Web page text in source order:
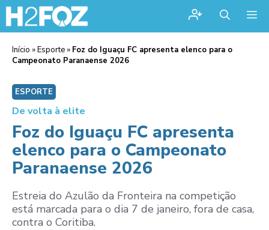
Início »Esporte » Foz do Iguaçu FC apresenta elenco para o
Campeonato Paranaense 2026
ESPORTE
De volta à elite
Foz do Iguaçu FC apresenta
elenco para o Campeonato
Paranaense 2026
Estreia do Azulão da Fronteira na competição
está marcada para o dia 7 de janeiro, fora de casa,
contra o Coritiba.